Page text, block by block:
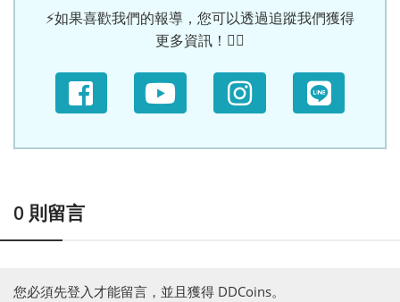
⚡如果喜歡我們的報導，您可以透過追蹤我們獲得
更多資訊！🙆‍♀
0 則留言
您必須先登入才能留言，並且獲得 DDCoins。